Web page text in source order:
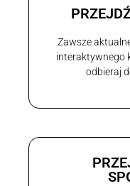
Zawsze
interaktywnego
odbieraj